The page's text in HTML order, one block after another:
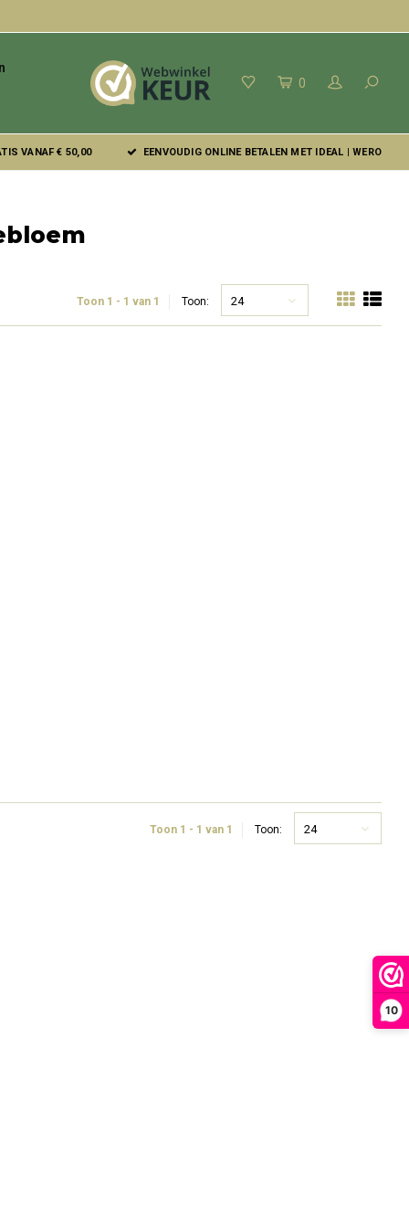
10
0
VANAF € 50,00 EENVOUDIG ONLINE BETALEN MET IDEAL | WERO
Toon 1 - 1 van 1 Toon: 24
Toon 1 - 1 van 1 Toon: 24